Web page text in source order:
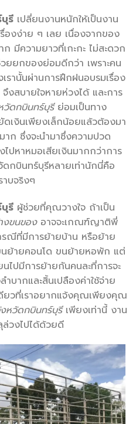
รี เปลี่ยนงานหนักให้เป็นงาน
รื่องง่าย ๆ เลย เนื่องจากของ
มีความยาวที่เกะกะ ไม่สะดวก
ยยกของย่อมดีกว่า เพราะคน
รานั้นผ่านการฝึกฝนอบรมเรื่อง
งสบายใจหายห่วงได้ และการ
วัดกบินทร์บุรีย่อมเป็นทาง
เงินเพียงเล็กน้อยแล้วต้องมา
าก ซึ่งจะนำมาซึ่งความปวด
ปหาหมอเสียเงินมากกว่าการ
กบินทร์บุรีหลายเท่านักนี่คือ
าบจริงๆ
รี ผู้ช่วยที่คุณวางใจ ถ้าเป็น
งขนของอาจจะเกณฑ์ญาติพี่
ณีที่มีการย้ายบ้าน หรือย้าย
ย้ายคอนโด ขนย้ายหอพัก แต่
ไปมีการย้ายกันคนละที่การจะ
ากและสิ้นเปลืองค่าใช้จ่าย
วที่เราอยากแจ้งคุณเพียงคุณ
หวัดกบินทร์บุรีเพียงเท่านี้ งาน
วงไปได้ด้วยดี